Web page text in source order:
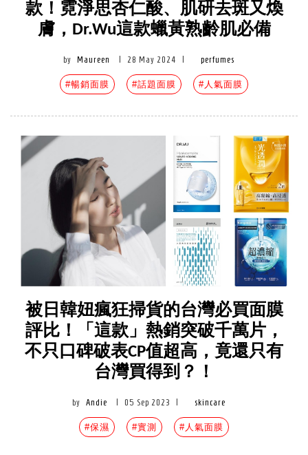
款！霓淨思杏仁酸、肌研去斑又煥
膚，Dr.Wu這款蠟黃熟齡肌必備
by Maureen 28 May 2024 perfumes
#暢銷面膜 #話題面膜 #人氣面膜
被日韓妞瘋狂掃貨的台灣必買面膜
評比！「這款」熱銷突破千萬片，
不只口碑破表CP值超高，竟還只有
台灣買得到？！
by Andie 05 Sep 2023 skincare
#保濕 #實測 #人氣面膜